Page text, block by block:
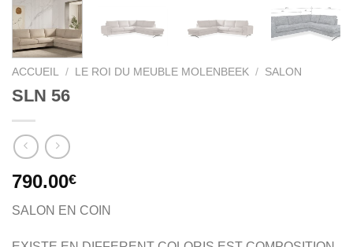
ACCUEIL / LE ROI DU MEUBLE MOLENBEEK / SALON
SLN 56
790.00€
SALON EN COIN